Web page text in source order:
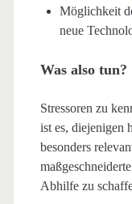
Möglichkeit
neue
Was also tun?
Stressoren zu
ist es, diejenigen
besonders
Abhilfe zu